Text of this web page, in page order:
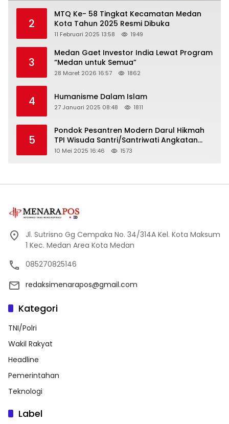
2
MTQ Ke- 58 Tingkat Kecamatan Medan
Kota Tahun 2025 Resmi Dibuka
11 Februari 2025 13:58 1949
3
Medan Gaet Investor India Lewat Program
“Medan untuk Semua”
28 Maret 2026 16:57 1862
4 Humanisme Dalam Islam
27 Januari 2025 08:48 1811
5
Pondok Pesantren Modern Darul Hikmah
TPI Wisuda Santri/Santriwati Angkatan
XXXIII
10 Mei 2025 16:46 1573
Jl. Sutrisno Gg Cempaka No. 34/314A Kel. Kota Maksum
1 Kec. Medan Area Kota Medan
085270825146
redaksimenarapos@gmail.com
Kategori
TNI/Polri
Wakil Rakyat
Headline
Pemerintahan
Teknologi
Label